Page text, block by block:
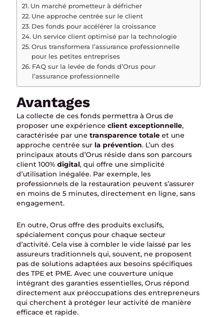
Un marché prometteur à défricher
Une approche centrée sur le client
Des fonds pour accélérer la croissance
Un service client optimisé par la technologie
Orus transformera l’assurance professionnelle
pour les petites entreprises
FAQ sur la levée de fonds d’Orus pour
l’assurance professionnelle
Avantages
La collecte de ces fonds permettra à Orus de
proposer une expérience client exceptionnelle,
caractérisée par une transparence totale et une
approche centrée sur la prévention. L’un des
principaux atouts d’Orus réside dans son parcours
client 100% digital, qui offre une simplicité
d’utilisation inégalée. Par exemple, les
professionnels de la restauration peuvent s’assurer
en moins de 5 minutes, directement en ligne, sans
engagement.
En outre, Orus offre des produits exclusifs,
spécialement conçus pour chaque secteur
d’activité. Cela vise à combler le vide laissé par les
assureurs traditionnels qui, souvent, ne proposent
pas de solutions adaptées aux besoins spécifiques
des TPE et PME. Avec une couverture unique
intégrant des garanties essentielles, Orus répond
directement aux préoccupations des entrepreneurs
qui cherchent à protéger leur activité de manière
efficace et rapide.